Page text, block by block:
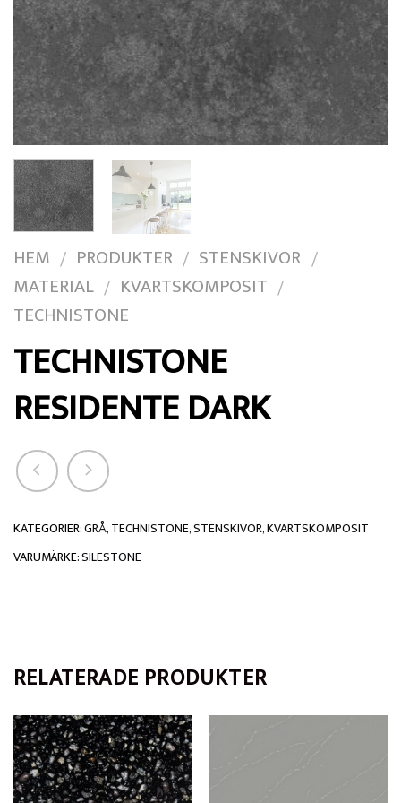
HEM / PRODUKTER / STENSKIVOR /
MATERIAL / KVARTSKOMPOSIT /
TECHNISTONE
TECHNISTONE
RESIDENTE DARK
KATEGORIER:GRÅ,TECHNISTONE,STENSKIVOR,KVARTSKOMPOSIT
VARUMÄRKE:SILESTONE
RELATERADE PRODUKTER